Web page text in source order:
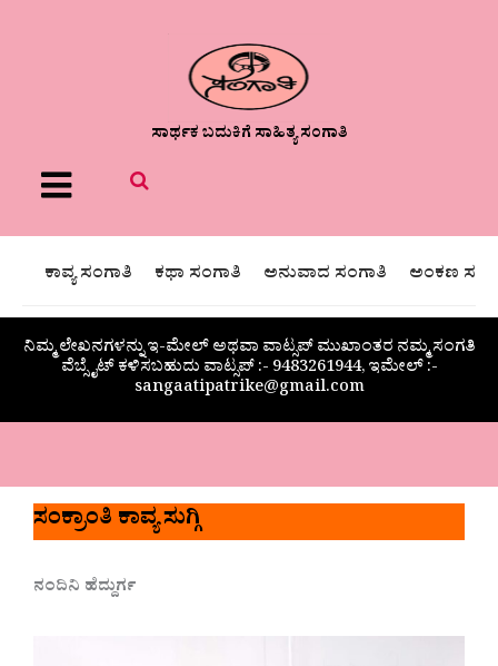
ಸಾರ್ಥಕ ಬದುಕಿಗೆ ಸಾಹಿತ್ಯ ಸಂಗಾತಿ
Menu
ಕಾವ್ಯ ಸಂಗಾತಿ ಕಥಾ ಸಂಗಾತಿ ಅನುವಾದ ಸಂಗಾತಿ ಅಂಕಣ
ನಿಮ್ಮ ಲೇಖನಗಳನ್ನು ಇ-ಮೇಲ್ ಅಥವಾ ವಾಟ್ಸಪ್ ಮುಖಾಂತರ ನಮ್ಮ ಸಂಗತಿ
ವೆಬ್ಸೈಟ್ ಕಳಿಸಬಹುದು ವಾಟ್ಸಪ್‌ :- 9483261944, ಇಮೇಲ್ :-
sangaatipatrike@gmail.com
ಸಂಕ್ರಾಂತಿ ಕಾವ್ಯ ಸುಗ್ಗಿ
ನಂದಿನಿ ಹೆದ್ದುರ್ಗ